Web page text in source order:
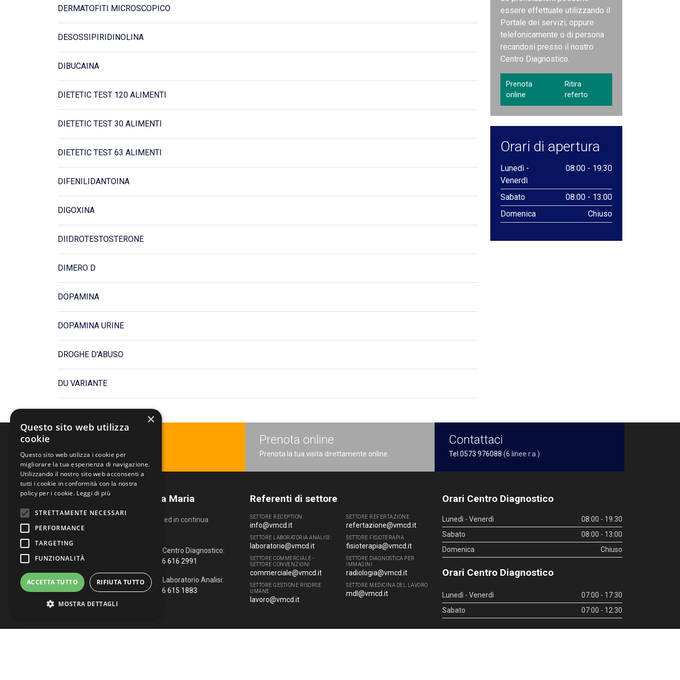
DERMATOFITI MICROSCOPICO
DESOSSIPIRIDINOLINA
DIBUCAINA
DIETETIC TEST 120 ALIMENTI
DIETETIC TEST 30 ALIMENTI
DIETETIC TEST 63 ALIMENTI
DIFENILIDANTOINA
DIGOXINA
DIIDROTESTOSTERONE
DIMERO D
DOPAMINA
DOPAMINA URINE
DROGHE D'ABUSO
DU VARIANTE
essere effettuate utilizzando il
Portale dei servizi, oppure
telefonicamente o di persona
recandosi presso il nostro
Centro Diagnostico.
Prenota
online
Ritira
referto
Orari di apertura
Lunedì -
Venerdì
08:00 - 19:30
Sabato
08:00 - 13:00
Domenica
Chiuso
Ritira il tuo referto
Prenota online
Prenota la tua visita direttamente online.
Contattaci
Tel.0573 976088 (6 linee r.a.)
Centro Diagnostico Villa Maria
Un servizio altamente qualificato ed in continua
evoluzione.
51100 Pistoia (PT)
0573 976088
Centro Diagnostico:
366 616 2991
Laboratorio Analisi:
366 615 1883
Referenti di settore
SETTORE RECEPTION:
info@vmcd.it
SETTORE LABORATORIA ANALISI:
laboratorio@vmcd.it
SETTORE COMMERCIALE -
SETTORE CONVENZIONI
commerciale@vmcd.it
SETTORE GESTIONE RISORSE
UMANE
lavoro@vmcd.it
SETTORE REFERTAZIONE
refertazione@vmcd.it
SETTORE FISIOTERAPIA
fisioterapia@vmcd.it
SETTORE DIAGNOSTICA PER
IMMAGINI
radiologia@vmcd.it
SETTORE MEDICINA DEL LAVORO
mdl@vmcd.it
Orari Centro Diagnostico
Lunedì - Venerdì
08:00 - 19:30
Sabato
08:00 - 13:00
Domenica
Chiuso
Orari Centro Diagnostico
Lunedì - Venerdì
07:00 - 17:30
Sabato
07:00 - 12:30
×
Questo sito web utilizza
cookie
Questo sito web utilizza i cookie per
migliorare la tua esperienza di navigazione.
Utilizzando il nostro sito web acconsenti a
tutti i cookie in conformità con la nostra
policy per i cookie. Leggi di più
STRETTAMENTE NECESSARI
PERFORMANCE
TARGETING
FUNZIONALITÀ
ACCETTA TUTTO RIFIUTA TUTTO
MOSTRA DETTAGLI